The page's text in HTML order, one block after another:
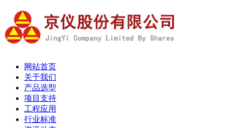
网站首页
关于我们
产品选型
项目支持
工程应用
行业标准